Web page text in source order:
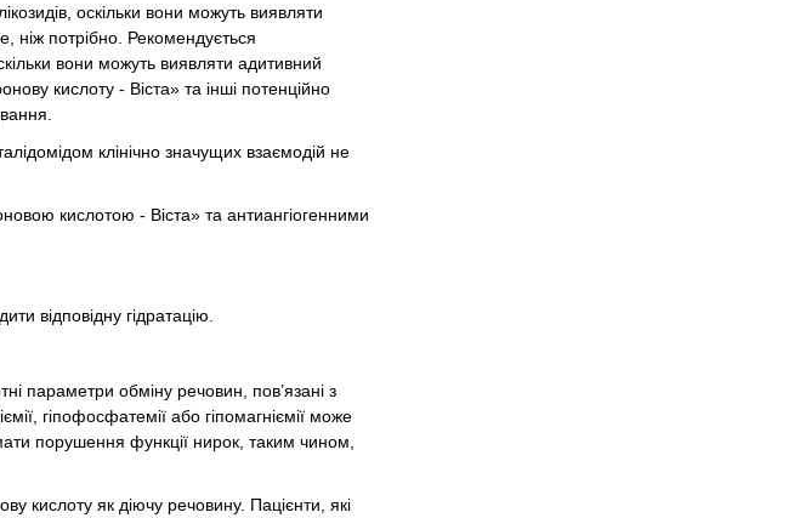
оскільки вони можуть виявляти
ніж потрібно. Рекомендується
вони можуть виявляти адитивний
кислоту - Віста» та інші потенційно
клінічно значущих взаємодій не
кислотою - Віста» та антиангіогенними
відповідну гідратацію.
параметри обміну речовин, пов’язані з
гіпофосфатемії або гіпомагніємії може
порушення функції нирок, таким чином,
кислоту як діючу речовину. Пацієнти, які